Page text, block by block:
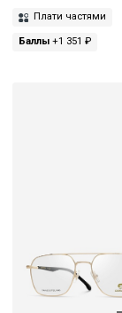
Плати частями
Баллы +1 351 ₽